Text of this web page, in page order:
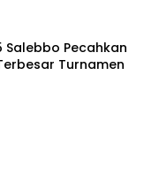
Salebbo Pecahkan
Turnamen